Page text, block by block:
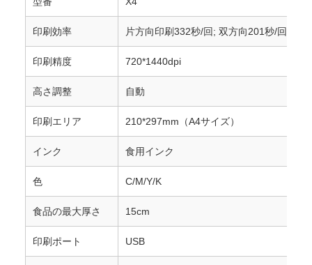
印刷効率 片方向印刷332秒/回; 双方向201秒/回
印刷精度 720*1440dpi
高さ調整 自動
印刷エリア 210*297mm（A4サイズ）
インク 食用インク
色 C/M/Y/K
食品の最大厚さ 15cm
印刷ポート USB